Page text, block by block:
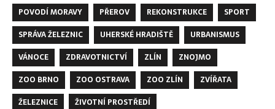
POVODÍ MORAVY
PŘEROV REKONSTRUKCE
SPORT
SPRÁVA ŽELEZNIC
UHERSKÉ HRADIŠTĚ
URBANISMUS
VÁNOCE
ZDRAVOTNICTVÍ ZLÍN
ZNOJMO
ZOO BRNO
ZOO OSTRAVA ZOO ZLÍN
ZVÍŘATA
ŽELEZNICE
ŽIVOTNÍ PROSTŘEDÍ